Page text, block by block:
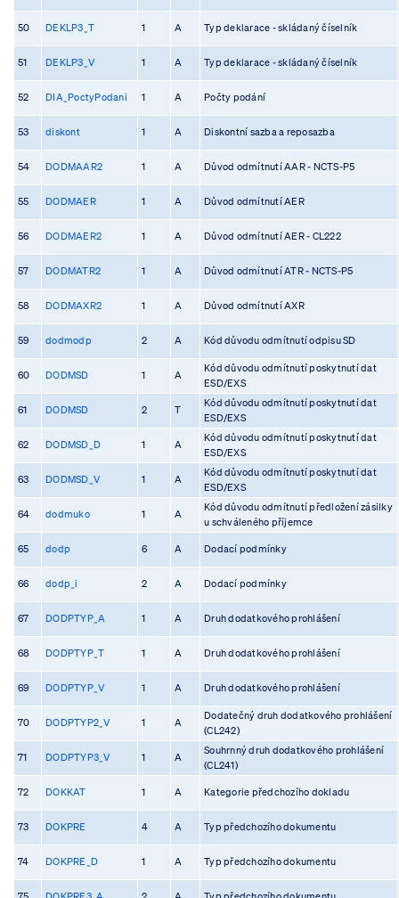
50 DEKLP3_T 1 A Typ deklarace - skládaný číselník
51 DEKLP3_V 1 A Typ deklarace - skládaný číselník
52 DIA_PoctyPodani 1 A Počty podání
53 diskont 1 A Diskontní sazba a reposazba
54 DODMAAR2 1 A Důvod odmítnutí AAR - NCTS-P5
55 DODMAER 1 A Důvod odmítnutí AER
56 DODMAER2 1 A Důvod odmítnutí AER - CL222
57 DODMATR2 1 A Důvod odmítnutí ATR - NCTS-P5
58 DODMAXR2 1 A Důvod odmítnutí AXR
59 dodmodp 2 A Kód důvodu odmítnutí odpisu SD
60 DODMSD 1 A
Kód důvodu odmítnutí poskytnutí dat
ESD/EXS
61 DODMSD 2 T
Kód důvodu odmítnutí poskytnutí dat
ESD/EXS
62 DODMSD_D 1 A
Kód důvodu odmítnutí poskytnutí dat
ESD/EXS
63 DODMSD_V 1 A
Kód důvodu odmítnutí poskytnutí dat
ESD/EXS
64 dodmuko 1 A
Kód důvodu odmítnutí předložení zásilky
u schváleného příjemce
65 dodp 6 A Dodací podmínky
66 dodp_i 2 A Dodací podmínky
67 DODPTYP_A 1 A Druh dodatkového prohlášení
68 DODPTYP_T 1 A Druh dodatkového prohlášení
69 DODPTYP_V 1 A Druh dodatkového prohlášení
70 DODPTYP2_V 1 A
Dodatečný druh dodatkového prohlášení
(CL242)
71 DODPTYP3_V 1 A
Souhrnný druh dodatkového prohlášení
(CL241)
72 DOKKAT 1 A Kategorie předchozího dokladu
73 DOKPRE 4 A Typ předchozího dokumentu
74 DOKPRE_D 1 A Typ předchozího dokumentu